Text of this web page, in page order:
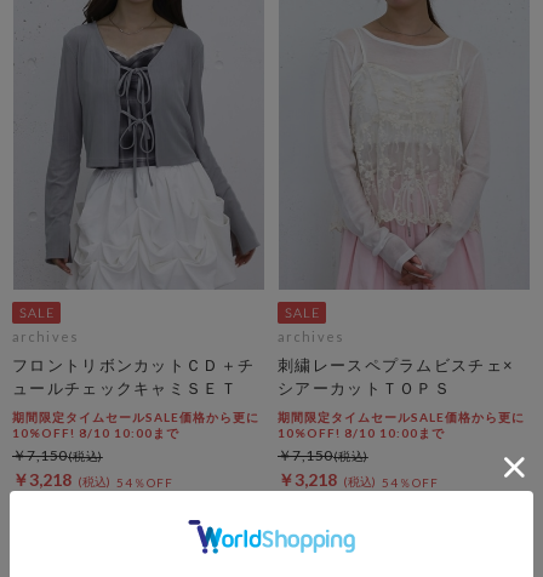
archives
フロントリボンカットＣＤ＋チ
ュールチェックキャミＳＥＴ
期間限定タイムセールSALE価格から更に
10%OFF! 8/10 10:00まで
￥3,218 54％OFF
￥7,150
archives
刺繍レースペプラムビスチェ×
シアーカットＴＯＰＳ
期間限定タイムセールSALE価格から更に
10%OFF! 8/10 10:00まで
￥3,218 54％OFF
￥7,150